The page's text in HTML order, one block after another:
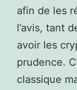
afin de les
l’avis, tant
avoir les
prudence.
classique